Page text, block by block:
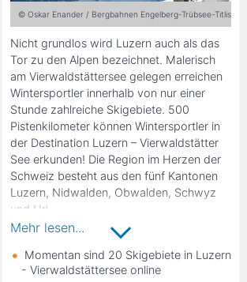
© Oskar Enander / Bergbahnen Engelberg-Trübsee-Titlis AG
Mehr lesen...
Nicht grundlos wird Luzern auch als das
Tor zu den Alpen bezeichnet. Malerisch
am Vierwaldstättersee gelegen erreichen
Wintersportler innerhalb von nur einer
Stunde zahlreiche Skigebiete. 500
Pistenkilometer können Wintersportler in
der Destination Luzern – Vierwaldstätter
See erkunden! Die Region im Herzen der
Schweiz besteht aus den fünf Kantonen
Luzern, Nidwalden, Obwalden, Schwyz
und Uri.
In Nidwalden bietet das 40
Pistenkilometer große Skigebiet
Momentan sind 20 Skigebiete in Luzern
- Vierwaldstättersee online